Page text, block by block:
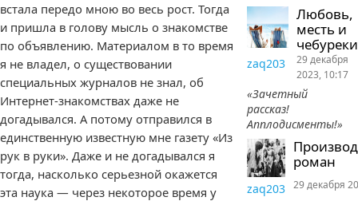
встала передо мною во весь рост. Тогда
и пришла в голову мысль о знакомстве
по объявлению. Материалом в то время
я не владел, о существовании
специальных журналов не знал, об
Интернет-знакомствах даже не
догадывался. А потому отправился в
единственную известную мне газету «Из
рук в руки». Даже и не догадывался я
тогда, насколько серьезной окажется
эта наука — через некоторое время у
Любовь,
месть и
чебуреки
zaq203
«Зачетный
рассказ!
Апплодисменты!»
29 декабря
2023, 10:17
роман
zaq203 29 декабря